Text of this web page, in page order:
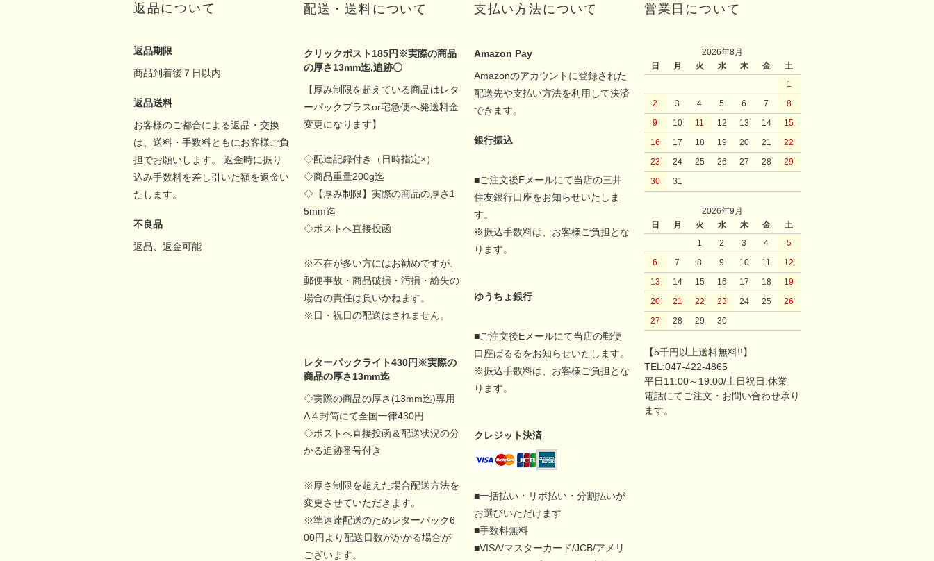
返品について
返品期限
商品到着後７日以内
返品送料
お客様のご都合による返品・交換
は、送料・手数料ともにお客様ご負
担でお願いします。 返金時に振り
込み手数料を差し引いた額を返金い
たします。
不良品
返品、返金可能
配送・送料について
クリックポスト185円※実際の商品
の厚さ13mm迄,追跡〇
【厚み制限を超えている商品はレタ
ーパックプラスor宅急便へ発送料金
変更になります】
◇配達記録付き（日時指定×）
◇商品重量200g迄
◇【厚み制限】実際の商品の厚さ1
5mm迄
◇ポストへ直接投函
※不在が多い方にはお勧めですが、
郵便事故・商品破損・汚損・紛失の
場合の責任は負いかねます。
※日・祝日の配送はされません。
レターパックライト430円※実際の
商品の厚さ13mm迄
◇実際の商品の厚さ(13mm迄)専用
A４封筒にて全国一律430円
◇ポストへ直接投函＆配送状況の分
かる追跡番号付き
※厚さ制限を超えた場合配送方法を
変更させていただきます。
※準速達配送のためレターパック6
00円より配送日数がかかる場合が
ございます。
支払い方法について
Amazon Pay
Amazonのアカウントに登録された
配送先や支払い方法を利用して決済
できます。
銀行振込
■ご注文後Eメールにて当店の三井
住友銀行口座をお知らせいたしま
す。
※振込手数料は、お客様ご負担とな
ります。
ゆうちょ銀行
■ご注文後Eメールにて当店の郵便
口座ぱるるをお知らせいたします。
※振込手数料は、お客様ご負担とな
ります。
クレジット決済
■一括払い・リボ払い・分割払いが
お選びいただけます
■手数料無料
■VISA/マスターカード/JCB/アメリ
営業日について
2026年8月
日
月 火 水 木 金
土
1
2
3 4 5 6 7
8
9
10 11 12 13 14
15
16
17 18 19 20 21
22
23
24 25 26 27 28
29
30
31
2026年9月
日
月 火 水 木 金
土
1
2 3 4
5
6
7 8 9 10 11
12
13
14 15 16 17 18
19
20
21 22 23 24 25
26
27
28 29 30
【5千円以上送料無料!!】
TEL:047-422-4865
平日11:00～19:00/土日祝日:休業
電話にてご注文・お問い合わせ承り
ます。